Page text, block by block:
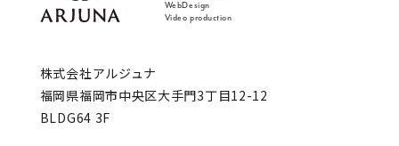
福岡 ブランディング・ブランディングデザイ
WebDesign
Video production
株式会社アルジュナ
福岡県福岡市中央区大手門3丁目12-12
BLDG64 3F